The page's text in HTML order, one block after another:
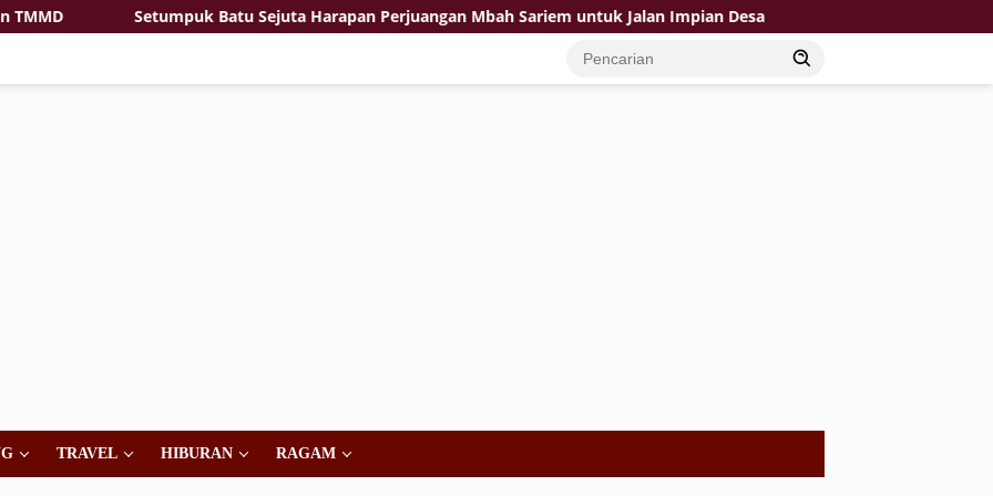
Setumpuk Batu Sejuta Harapan Perjuangan Mbah Sariem untuk Jalan Impian Desa
TRAVEL HIBURAN RAGAM